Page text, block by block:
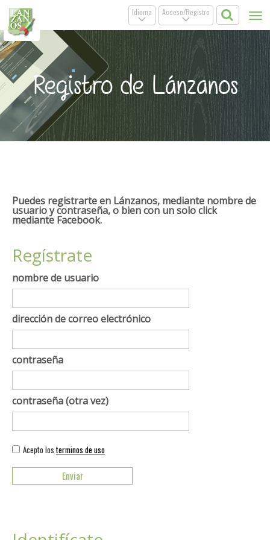
Acceso/Registro
.
Idioma
.
Registro de Lánzanos
Puedes registrarte en Lánzanos, mediante nombre de
usuario y contraseña, o bien con un solo click
mediante Facebook.
Regístrate
nombre de usuario
dirección de correo electrónico
contraseña
contraseña (otra vez)
Acepto los terminos de uso